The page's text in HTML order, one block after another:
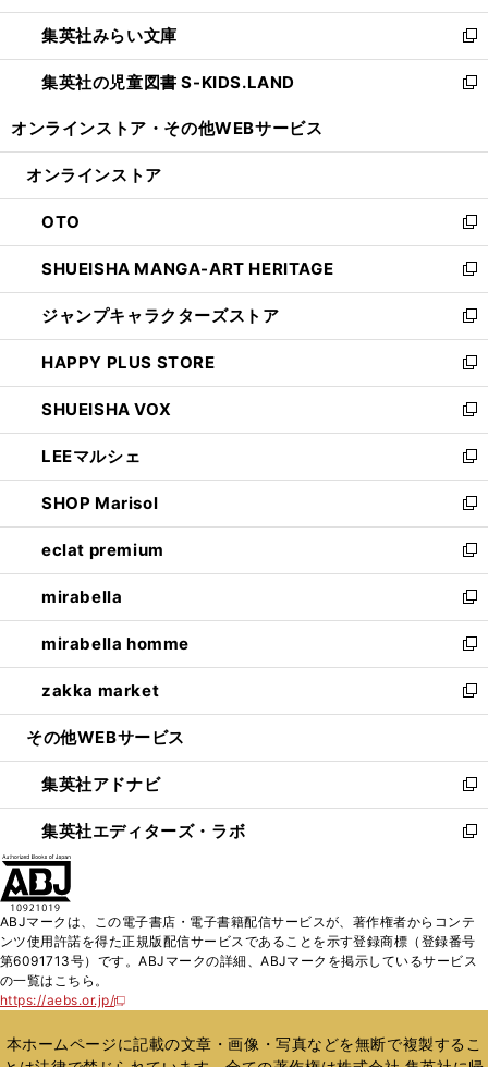
開
く
ウ
で
開
く
ン
ド
ウ
で
ウ
ィ
ン
ド
開
集英社みらい文庫
新
し
い
ン
ウ
で
開
く
集英社の児童図書 S-KIDS.LAND
新
ウ
ン
ド
ウ
で
開
く
オンラインストア・ その他WEBサービス
オンラインストア
OTO
新
し
い
ウ
ィ
ン
ド
ウ
で
開
く
SHUEISHA MANGA-ART HERITAGE
新
し
い
ウ
ィ
ン
ド
ウ
で
開
く
ジャンプキャラクターズストア
新
し
い
ウ
ィ
ン
ド
ウ
で
開
く
HAPPY PLUS STORE
新
し
い
ウ
ィ
ン
ド
ウ
で
開
く
SHUEISHA VOX
新
し
い
ウ
ィ
ン
ド
ウ
で
開
く
LEEマルシェ
新
し
い
ウ
ィ
ン
ド
ウ
で
開
く
SHOP Marisol
新
し
い
ウ
ィ
ン
ド
ウ
で
開
eclat premium
新
し
い
ウ
ィ
ン
ド
ウ
開
く
mirabella
新
し
い
ウ
ィ
ン
ウ
で
開
く
mirabella homme
新
し
い
ウ
ン
ド
ウ
で
zakka market
新
し
ウ
ィ
ン
ド
く
その他WEBサービス
集英社アドナビ
新
し
い
ド
ウ
で
集英社エディターズ・ラボ
新
ィ
ン
ド
開
ABJマークは、この電子書店・電子書籍配信サービスが、著作権者からコンテ
ンツ使用許諾を得た正規版配信サービスであることを示す登録商標（登録番号
第6091713号）です。ABJマークの詳細、ABJマークを掲示しているサービス
の一覧はこちら。
https://aebs.or.jp/
新
い
ウ
本ホームページに記載の文章・画像・写真などを無断で複製するこ